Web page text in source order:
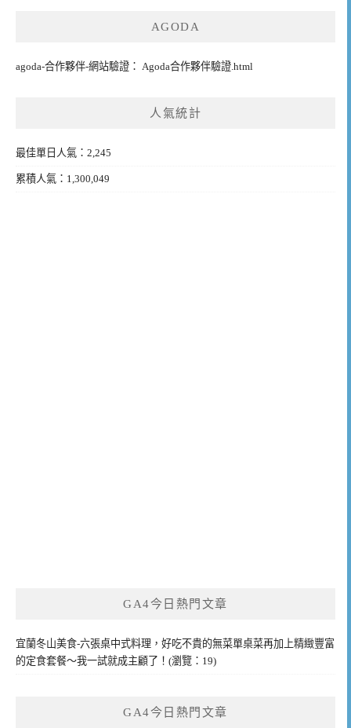
AGODA
agoda-合作夥伴-網站驗證： Agoda合作夥伴驗證.html
人氣統計
最佳單日人氣：2,245
累積人氣：1,300,049
GA4今日熱門文章
宜蘭冬山美食-六張桌中式料理，好吃不貴的無菜單桌菜再加上精緻豐富
的定食套餐～我一試就成主顧了！(瀏覽：19)
GA4今日熱門文章